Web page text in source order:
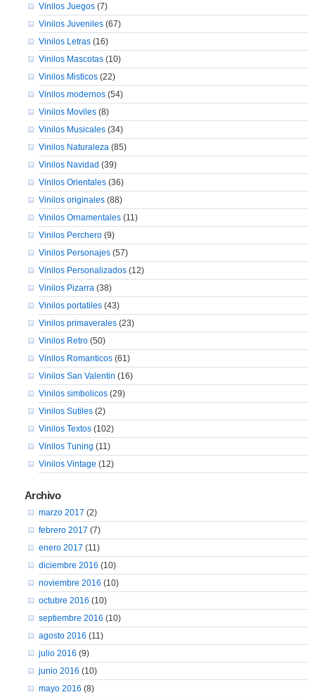
Vinilos Juegos(7)
Vinilos Juveniles(67)
Vinilos Letras(16)
Vinilos Mascotas(10)
Vinilos Misticos(22)
Vinilos modernos(54)
Vinilos Moviles(8)
Vinilos Musicales(34)
Vinilos Naturaleza(85)
Vinilos Navidad (39)
Vinilos Orientales(36)
Vinilos originales(88)
Vinilos Ornamentales(11)
Vinilos Perchero(9)
Vinilos Personajes(57)
Vinilos Personalizados(12)
Vinilos Pizarra(38)
Vinilos portatiles(43)
Vinilos primaverales(23)
Vinilos Retro(50)
Vinilos Romanticos(61)
Vinilos San Valentin (16)
Vinilos simbolicos(29)
Vinilos Sutiles(2)
Vinilos Textos(102)
Vinilos Tuning (11)
Vinilos Vintage (12)
Archivo
marzo 2017 (2)
febrero 2017 (7)
enero 2017 (11)
diciembre 2016 (10)
noviembre 2016 (10)
octubre 2016 (10)
septiembre 2016 (10)
agosto 2016 (11)
julio 2016 (9)
junio 2016 (10)
mayo 2016 (8)